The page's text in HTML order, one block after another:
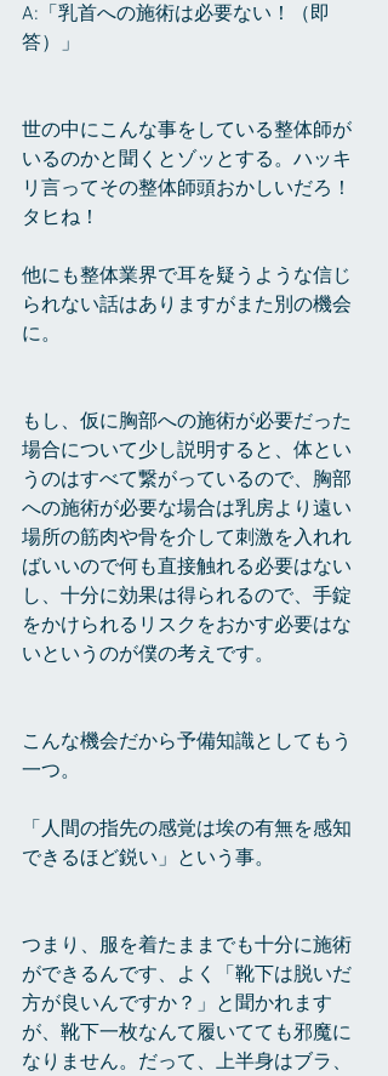
A:「乳首への施術は必要ない！（即
答）」
世の中にこんな事をしている整体師が
いるのかと聞くとゾッとする。ハッキ
リ言ってその整体師頭おかしいだろ！
タヒね！
他にも整体業界で耳を疑うような信じ
られない話はありますがまた別の機会
に。
もし、仮に胸部への施術が必要だった
場合について少し説明すると、体とい
うのはすべて繋がっているので、胸部
への施術が必要な場合は乳房より遠い
場所の筋肉や骨を介して刺激を入れれ
ばいいので何も直接触れる必要はない
し、十分に効果は得られるので、手錠
をかけられるリスクをおかす必要はな
いというのが僕の考えです。
こんな機会だから予備知識としてもう
一つ。
「人間の指先の感覚は埃の有無を感知
できるほど鋭い」という事。
つまり、服を着たままでも十分に施術
ができるんです、よく「靴下は脱いだ
方が良いんですか？」と聞かれます
が、靴下一枚なんて履いてても邪魔に
なりません。だって、上半身はブラ、